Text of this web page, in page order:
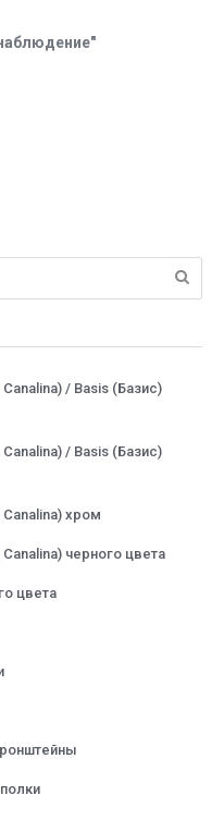
/ Basis (Базис)
/ Basis (Базис)
хром
черного цвета
цвета